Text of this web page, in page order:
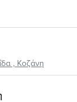
, Κοζάνη